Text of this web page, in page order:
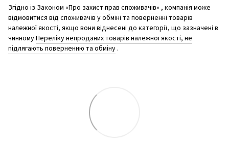
Згідно із Законом «Про захист прав споживачів» , компанія може
відмовитися від споживачів у обміні та поверненні товарів
належної якості, якщо вони віднесені до категорії, що зазначені в
чинномуПереліку непроданих товарів належної якості, не
підлягають поверненню та обміну .